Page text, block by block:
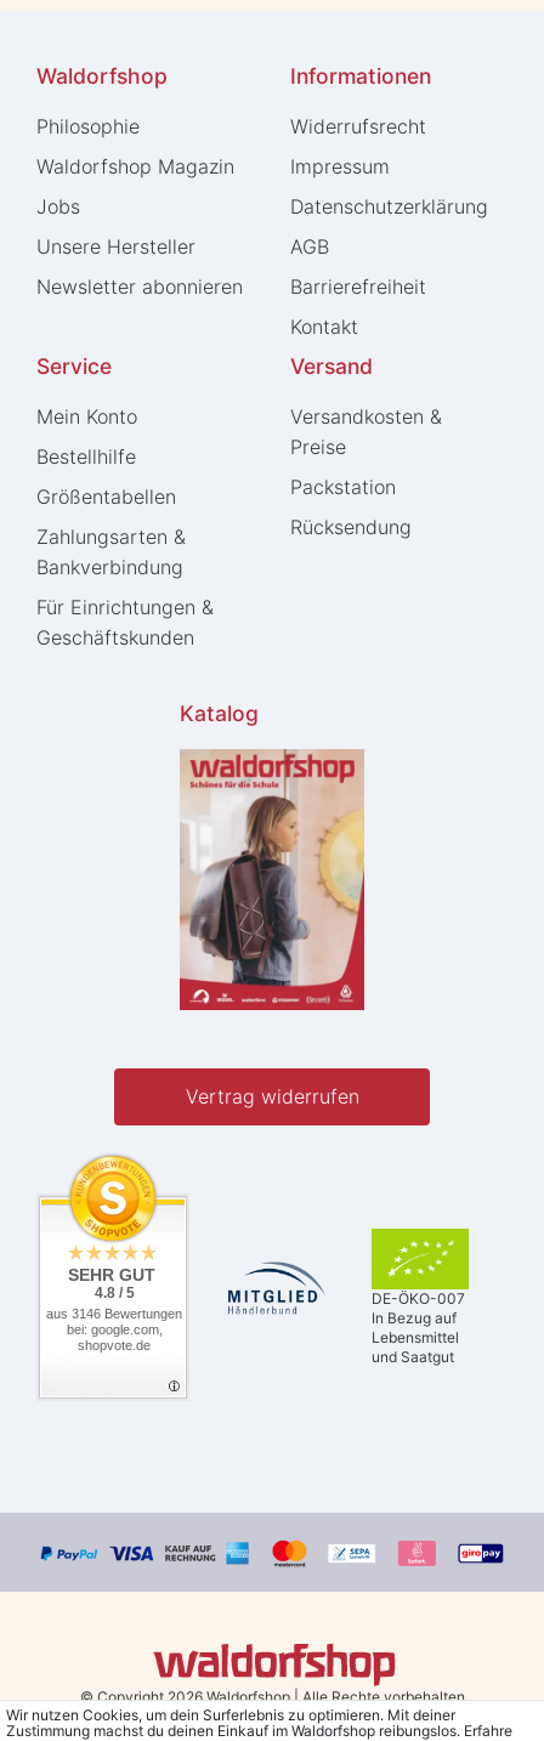
Waldorfshop
Philosophie
Waldorfshop Magazin
Jobs
Unsere Hersteller
Newsletter abonnieren
Informationen
Widerrufs­recht
Impressum
Daten­schutz­erklärung
AGB
Barrierefreiheit
Kontakt
Service
Mein Konto
Bestellhilfe
Größentabellen
Zahlungsarten &
Bankverbindung
Für Einrichtungen &
Geschäftskunden
Versand
Versandkosten &
Preise
Packstation
Rücksendung
Katalog
Vertrag widerrufen
SEHR GUT
4.8 / 5
aus 3146 Bewertungen
bei: google.com,
shopvote.de
DE-ÖKO-007
In Bezug auf
Lebensmittel
und Saatgut
© Copyright 2026 Waldorfshop|Alle Rechte vorbehalten.
Wir nutzen Cookies, um dein Surferlebnis zu optimieren. Mit deiner
Zustimmung machst du deinen Einkauf im Waldorfshop reibungslos. Erfahre